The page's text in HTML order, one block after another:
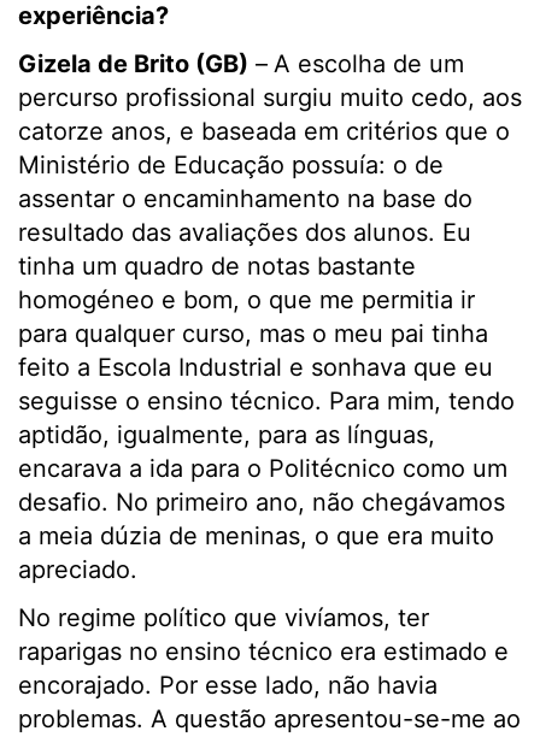
experiência?
Gizela de Brito (GB) – A escolha de um
percurso profissional surgiu muito cedo, aos
catorze anos, e baseada em critérios que o
Ministério de Educação possuía: o de
assentar o encaminhamento na base do
resultado das avaliações dos alunos. Eu
tinha um quadro de notas bastante
homogéneo e bom, o que me permitia ir
para qualquer curso, mas o meu pai tinha
feito a Escola Industrial e sonhava que eu
seguisse o ensino técnico. Para mim, tendo
aptidão, igualmente, para as línguas,
encarava a ida para o Politécnico como um
desafio. No primeiro ano, não chegávamos
a meia dúzia de meninas, o que era muito
apreciado.
No regime político que vivíamos, ter
raparigas no ensino técnico era estimado e
encorajado. Por esse lado, não havia
problemas. A questão apresentou-se-me ao